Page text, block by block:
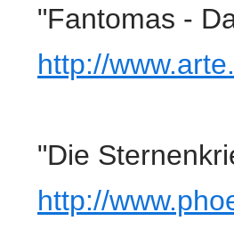
"Fantomas -
http://
"Die
http://